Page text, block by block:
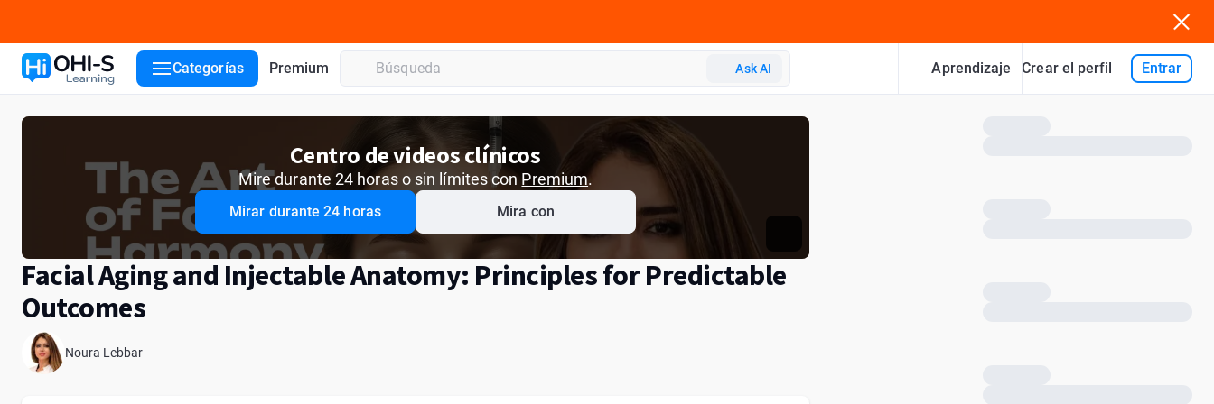
Categorías Premium Ask AI Aprendizaje Crear el perfil Entrar
Centro de videos clínicos
Mire durante 24 horas o sin límites con Premium.
Mirar durante 24 horas Mira con
Facial Aging and Injectable Anatomy: Principles for Predictable
Outcomes
Noura Lebbar